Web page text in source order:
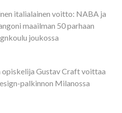
italialainen voitto: NABA ja
maailman 50 parhaan
joukossa
opiskelija Gustav Craft voittaa
palkinnon Milanossa